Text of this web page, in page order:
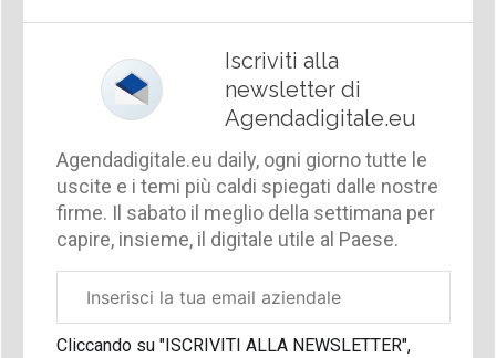
Iscriviti alla
newsletter di
Agendadigitale.eu
Agendadigitale.eu daily, ogni giorno tutte le
uscite e i temi più caldi spiegati dalle nostre
firme. Il sabato il meglio della settimana per
capire, insieme, il digitale utile al Paese.
aziendale
Cliccando su "ISCRIVITI ALLA NEWSLETTER",